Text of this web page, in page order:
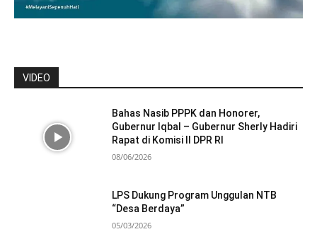
VIDEO
Bahas Nasib PPPK dan Honorer,
Gubernur Iqbal – Gubernur Sherly Hadiri
Rapat di Komisi II DPR RI
08/06/2026
LPS Dukung Program Unggulan NTB
“Desa Berdaya”
05/03/2026